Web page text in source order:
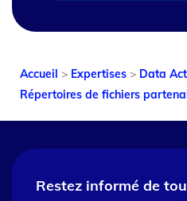
Accueil > Expertises > Data
Répertoires de fichiers
Restez informé de